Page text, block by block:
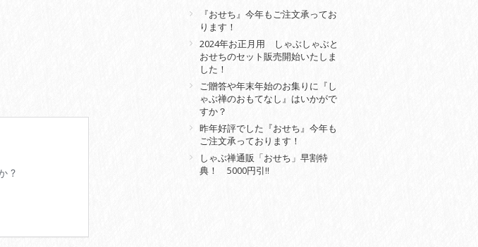
『おせち』今年もご注文承ってお
ります！
2024年お正月用 しゃぶしゃぶと
おせちのセット販売開始いたしま
した！
ご贈答や年末年始のお集りに『し
ゃぶ禅のおもてなし』はいかがで
すか？
昨年好評でした『おせち』今年も
ご注文承っております！
しゃぶ禅通販「おせち」早割特
典！ 5000円引‼